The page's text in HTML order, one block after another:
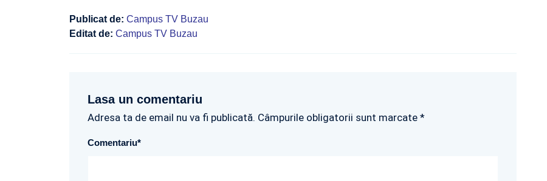
Publicat de: Campus TV Buzau
Editat de: Campus TV Buzau
Lasa un comentariu
Adresa ta de email nu va fi publicată. Câmpurile obligatorii sunt marcate *
Comentariu*